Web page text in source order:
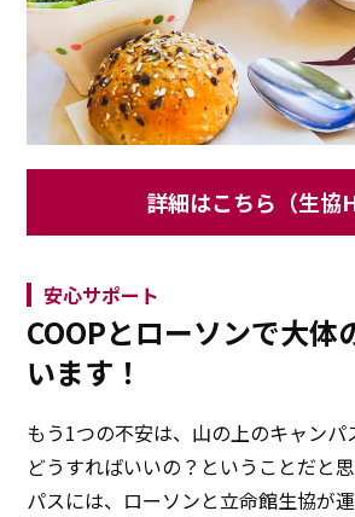
詳細はこちら（生協
安心サポート
COOPとローソンで大体
います！
もう1つの不安は、山の上のキャンパ
どうすればいいの？ということだと
パスには、ローソンと立命館生協が